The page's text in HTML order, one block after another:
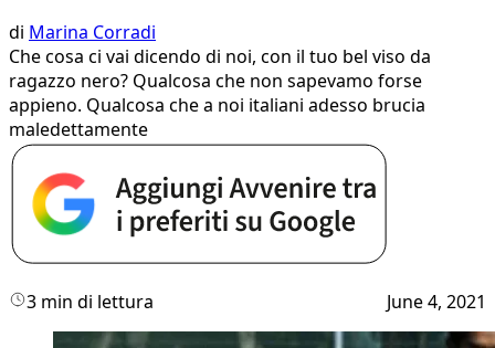
di Marina Corradi
Che cosa ci vai dicendo di noi, con il tuo bel viso da
ragazzo nero? Qualcosa che non sapevamo forse
appieno. Qualcosa che a noi italiani adesso brucia
maledettamente
3 min di lettura June 4, 2021